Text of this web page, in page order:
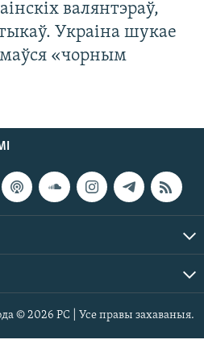
валянтэраў,
Украіна шукае
«чорным
© 2026 РС | Усе правы захаваныя.